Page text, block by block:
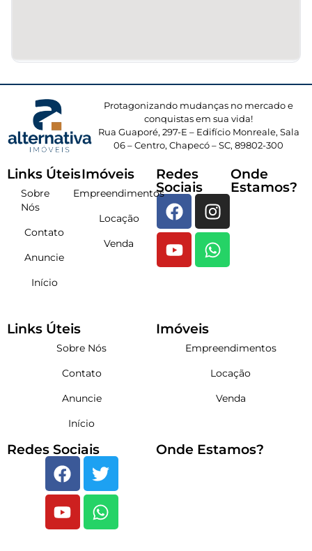
Protagonizando mudanças no mercado e
conquistas em sua vida!
Rua Guaporé, 297-E – Edifício Monreale, Sala
06 – Centro, Chapecó – SC, 89802-300
Links Úteis
Sobre
Nós
Contato
Anuncie
Início
Imóveis
Empreendimentos
Locação
Venda
Redes
Sociais
Onde
Estamos?
Links Úteis
Sobre Nós
Contato
Anuncie
Início
Imóveis
Empreendimentos
Locação
Venda
Redes Sociais Onde Estamos?